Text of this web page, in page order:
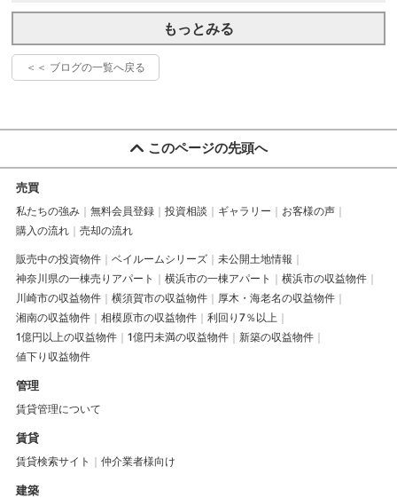
もっとみる
＜＜ ブログの一覧へ戻る
このページの先頭へ
売買
私たちの強み 無料会員登録 投資相談 ギャラリー
お客様の声
購入の流れ
売却の流れ
販売中の投資物件 ベイルームシリーズ
未公開土地情報
神奈川県の一棟売りアパート
横浜市の一棟アパート
横浜市の収益物件
川崎市の収益物件
横須賀市の収益物件
厚木・海老名の収益物件
湘南の収益物件
相模原市の収益物件
利回り7％以上
1億円以上の収益物件
1億円未満の収益物件
新築の収益物件
値下り収益物件
管理
賃貸管理について
賃貸
賃貸検索サイト 仲介業者様向け
建築